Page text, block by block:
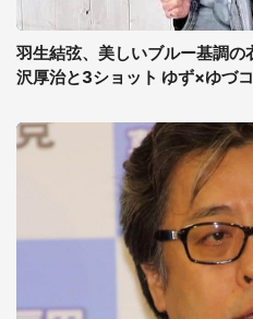
羽生結弦、美しいブルー基調
沢厚治と3ショット ゆず×ゆづ